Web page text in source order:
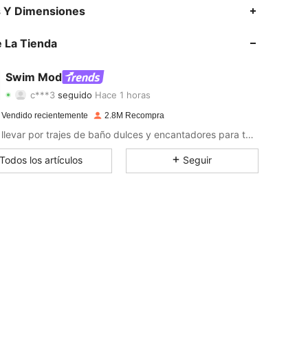
Y Dimensiones
La Tienda
Swim Mod
4.87
4.87
10K
c***3 seguido Hace 1 horas
4.87 Calificación 10KArtículos
4.87 10K 545K
4.87 545K
recientemente 2.8M Recompra
Déjate llevar por trajes de baño dulces y encantadores para tus días junto al mar.
Todos los artículos Seguir